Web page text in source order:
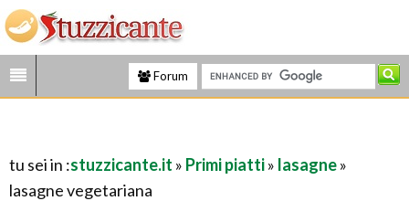
Forum
tu sei in :stuzzicante.it » Primi piatti» lasagne»
lasagne vegetariana